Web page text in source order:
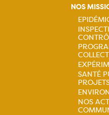
NOS
SANTÉ
NOS